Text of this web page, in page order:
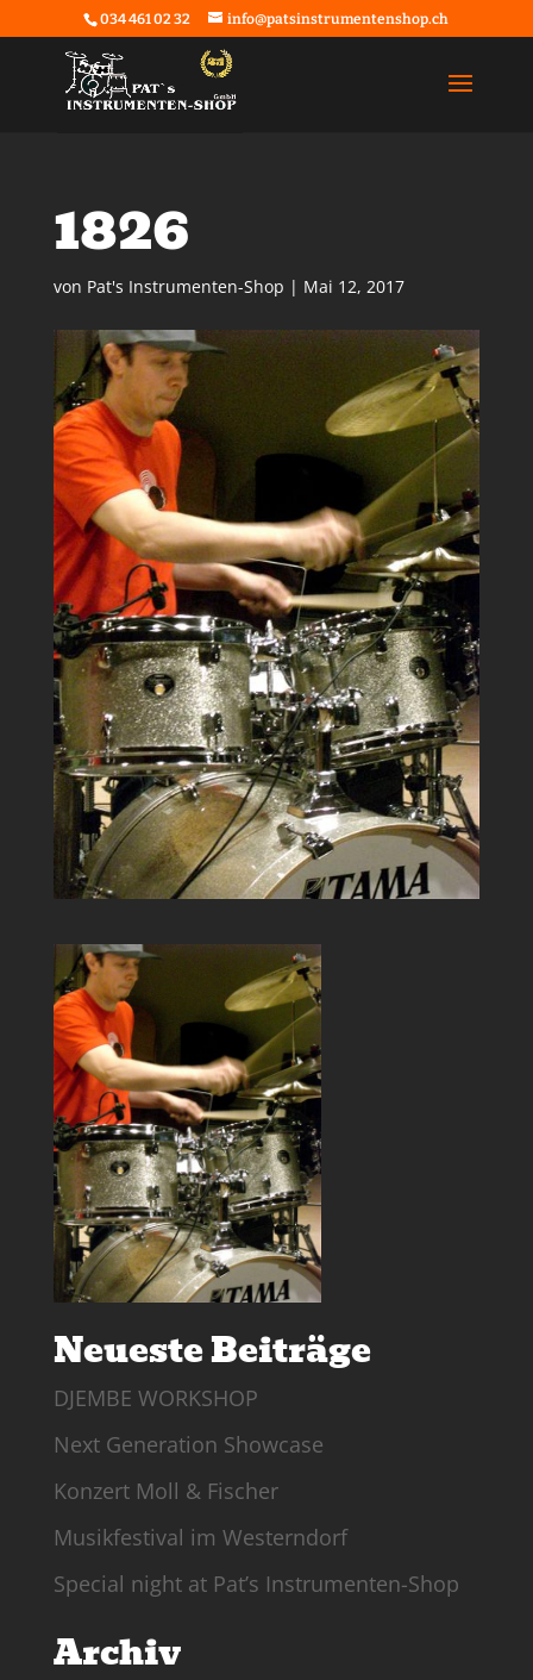
034 461 02 32 info@patsinstrumentenshop.ch
1826
von Pat's Instrumenten-Shop | Mai 12, 2017
Neueste Beiträge
DJEMBE WORKSHOP
Next Generation Showcase
Konzert Moll & Fischer
Musikfestival im Westerndorf
Special night at Pat’s Instrumenten-Shop
Archiv